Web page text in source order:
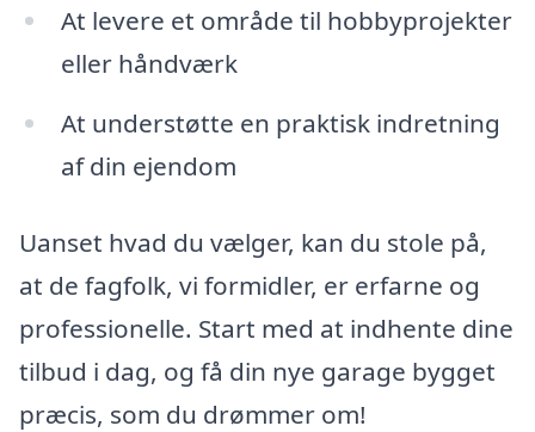
At levere et område til hobbyprojekter
eller håndværk
At understøtte en praktisk indretning
af din ejendom
Uanset hvad du vælger, kan du stole på,
at de fagfolk, vi formidler, er erfarne og
professionelle. Start med at indhente dine
tilbud i dag, og få din nye garage bygget
præcis, som du drømmer om!